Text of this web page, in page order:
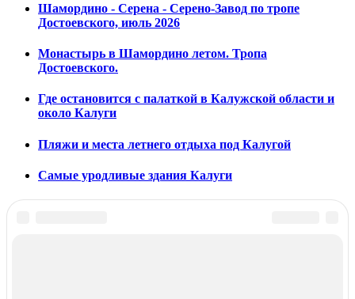
Шамордино - Серена - Серено-Завод по тропе
Достоевского, июль 2026
Монастырь в Шамордино летом. Тропа
Достоевского.
Где остановится с палаткой в Калужской области и
около Калуги
Пляжи и места летнего отдыха под Калугой
Самые уродливые здания Калуги